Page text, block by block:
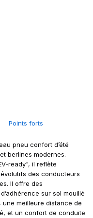
Points forts
pneu confort d’été
berlines modernes.
ready", il reflète
des conducteurs
Il offre des
sur sol mouillé
une meilleure distance de
et un confort de conduite